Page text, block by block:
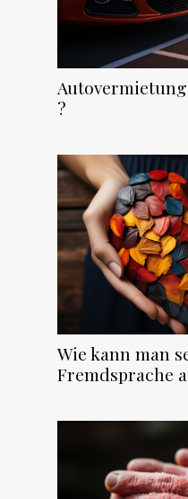
?
Wie kann man
Fremdsprache